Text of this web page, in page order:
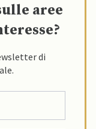
aree
di